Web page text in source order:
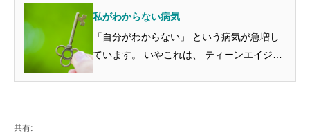
私がわからない病気
「自分がわからない」 という病気が急増し
ています。 いやこれは、 ティーンエイジャ
共有: